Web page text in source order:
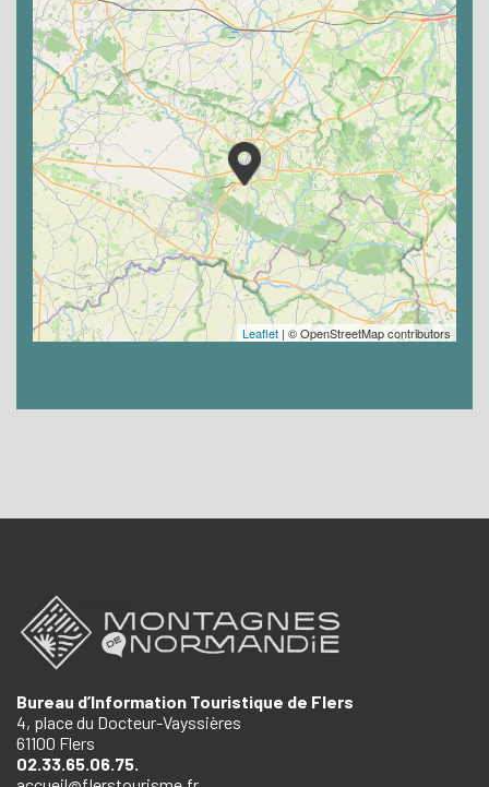
Leaflet | © OpenStreetMap contributors
Bureau d’Information Touristique de Flers
4, place du Docteur-Vayssières
61100 Flers
02.33.65.06.75.